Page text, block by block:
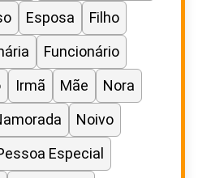
Esposa
Filho
Funcionário
Irmã Mãe
Nora
Noivo
Especial